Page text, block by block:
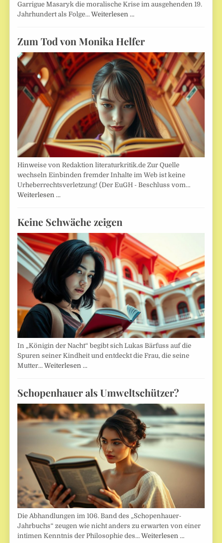
Garrigue Masaryk die moralische Krise im ausgehenden 19.
Jahrhundert als Folge…Weiterlesen …
Zum Tod von Monika Helfer
Hinweise von Redaktion literaturkritik.de Zur Quelle
wechseln Einbinden fremder Inhalte im Web ist keine
Urheberrechtsverletzung! (Der EuGH - Beschluss vom…
Weiterlesen …
Keine Schwäche zeigen
In „Königin der Nacht“ begibt sich Lukas Bärfuss auf die
Spuren seiner Kindheit und entdeckt die Frau, die seine
Mutter…Weiterlesen …
Schopenhauer als Umweltschützer?
Die Abhandlungen im 106. Band des „Schopenhauer-
Jahrbuchs“ zeugen wie nicht anders zu erwarten von einer
intimen Kenntnis der Philosophie des…Weiterlesen …